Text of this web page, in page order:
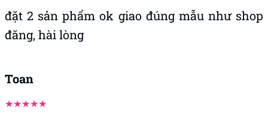
đặt 2 sản phẩm ok giao đúng mẫu như shop
đăng, hài lòng
Toan